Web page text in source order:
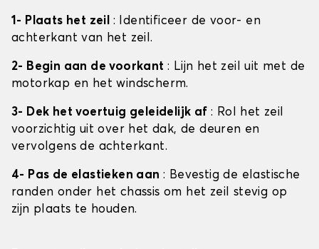
1- Plaats het zeil : Identificeer de voor- en
achterkant van het zeil.
2- Begin aan de voorkant : Lijn het zeil uit met de
motorkap en het windscherm.
3- Dek het voertuig geleidelijk af : Rol het zeil
voorzichtig uit over het dak, de deuren en
vervolgens de achterkant.
4- Pas de elastieken aan : Bevestig de elastische
randen onder het chassis om het zeil stevig op
zijn plaats te houden.